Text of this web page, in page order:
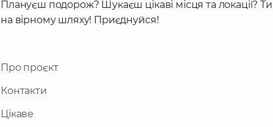
Плануєш подорож? Шукаєш цікаві місця та локації? Ти
на вірному шляху! Приєднуйся!
Про проєкт
Контакти
Цікаве